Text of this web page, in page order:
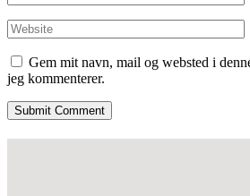
Gem mit navn, mail og websted i
jeg kommenterer.